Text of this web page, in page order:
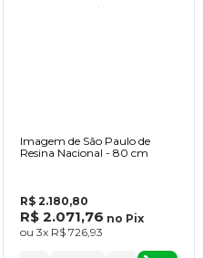
Imagem de São Paulo de
Resina Nacional - 80 cm
R$ 2.180,80
R$ 2.071,76 no Pix
ou 3x R$ 726,93